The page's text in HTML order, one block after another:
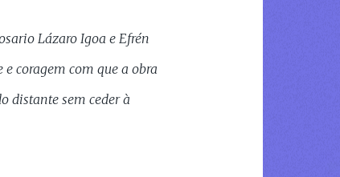
Lázaro Igoa e Efrén
coragem com que a obra
distante sem ceder à